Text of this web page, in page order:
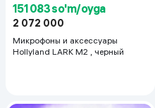
151 083 so'm/oyga
2 072 000
Микрофоны и аксессуары
Hollyland LARK M2 , черный